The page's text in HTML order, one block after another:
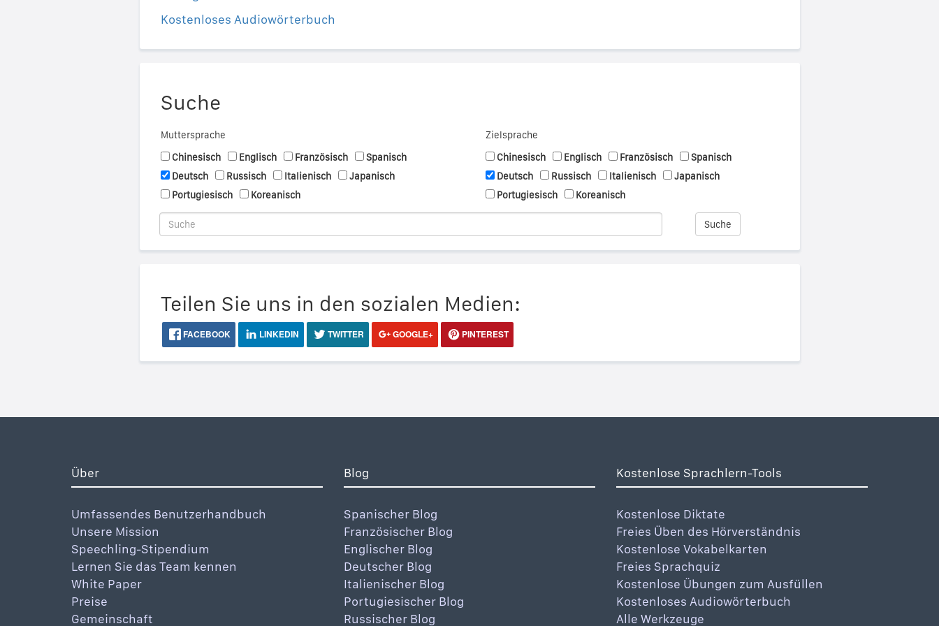
Kostenloses Audiowörterbuch
Suche
Muttersprache
Chinesisch
Englisch Französisch
Spanisch
Deutsch
Russisch Italienisch
Japanisch
Portugiesisch
Koreanisch
Zielsprache
Chinesisch
Englisch Französisch
Spanisch
Deutsch
Russisch Italienisch
Japanisch
Portugiesisch
Koreanisch
Suche
Teilen Sie uns in den sozialen Medien:
FACEBOOK LINKEDIN TWITTER GOOGLE+ PINTEREST
Über
Umfassendes Benutzerhandbuch
Unsere Mission
Speechling-Stipendium
Lernen Sie das Team kennen
White Paper
Preise
Gemeinschaft
Blog
Spanischer Blog
Französischer Blog
Englischer Blog
Deutscher Blog
Italienischer Blog
Portugiesischer Blog
Russischer Blog
Kostenlose Sprachlern-Tools
Kostenlose Diktate
Freies Üben des Hörverständnis
Kostenlose Vokabelkarten
Freies Sprachquiz
Kostenlose Übungen zum Ausfüllen
Kostenloses Audiowörterbuch
Alle Werkzeuge